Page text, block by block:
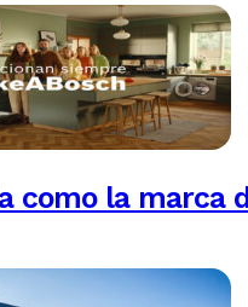
como la marca